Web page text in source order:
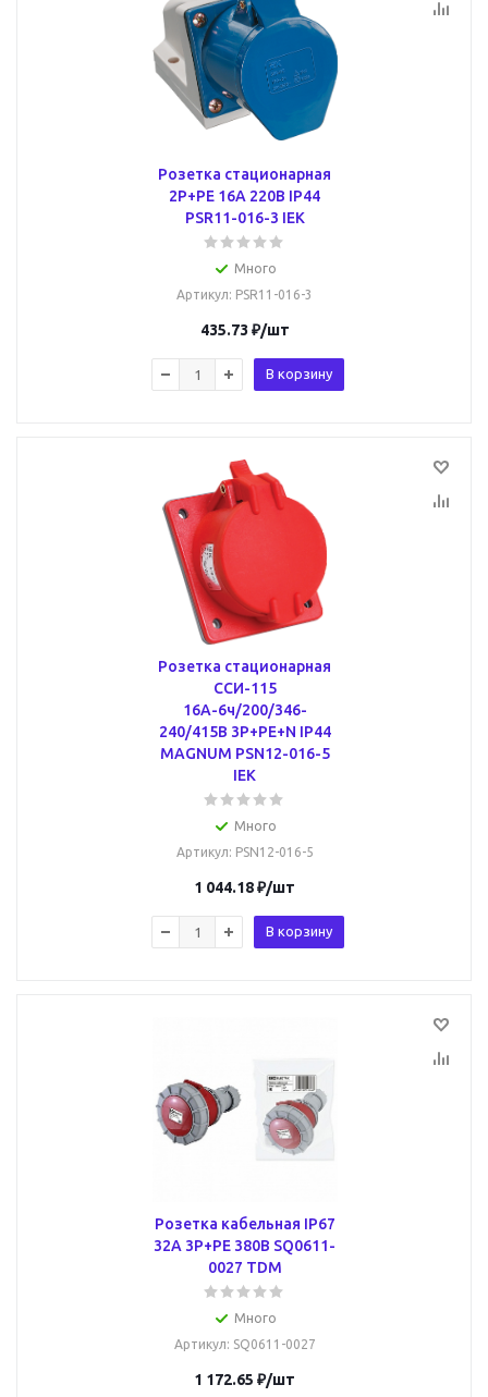
Розетка стационарная
2Р+РЕ 16А 220В IP44
PSR11-016-3 IEK
Много
Артикул: PSR11-016-3
435.73 ₽/шт
В корзину
Розетка стационарная
ССИ-115
16А-6ч/200/346-
240/415В 3Р+РЕ+N IP44
MAGNUM PSN12-016-5
IEK
Много
Артикул: PSN12-016-5
1 044.18₽/шт
В корзину
Розетка кабельная IP67
32А 3Р+РЕ 380В SQ0611-
0027 TDM
Много
Артикул: SQ0611-0027
1 172.65 ₽/шт